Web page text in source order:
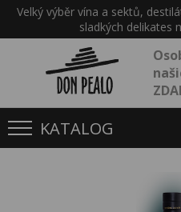
Velký výběr vína a sektů,
sladkých delikates
KATALOG